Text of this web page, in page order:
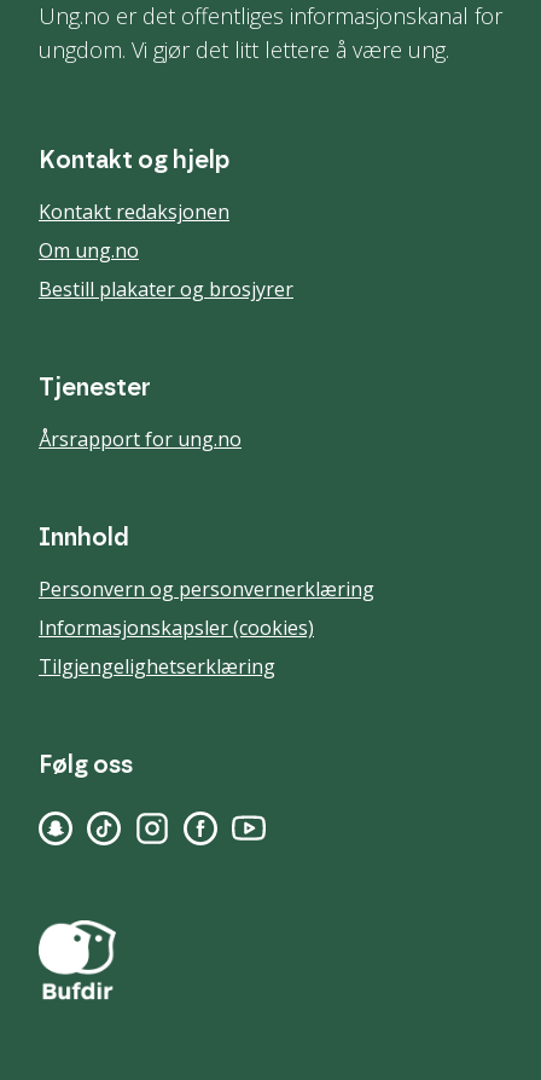
Ung.no er det offentliges informasjonskanal for
ungdom. Vi gjør det litt lettere å være ung.
Kontakt og hjelp
Kontakt redaksjonen
Om ung.no
Bestill plakater og brosjyrer
Tjenester
Årsrapport for ung.no
Innhold
Personvern og personvernerklæring
Informasjonskapsler (cookies)
Tilgjengelighetserklæring
Følg oss